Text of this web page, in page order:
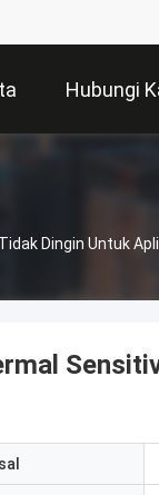
Hubungi
Dingin Untuk